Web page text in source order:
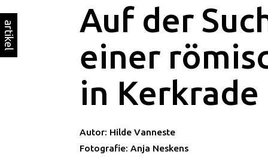
artikel
Auf der
einer
in Kerkrade
Autor: Hilde Vanneste
Fotografie: Anja Neskens